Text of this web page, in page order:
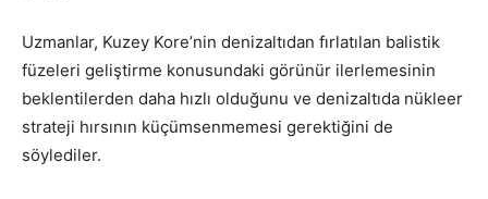
Uzmanlar, Kuzey Kore’nin denizaltıdan fırlatılan balistik
füzeleri geliştirme konusundaki görünür ilerlemesinin
beklentilerden daha hızlı olduğunu ve denizaltıda nükleer
strateji hırsının küçümsenmemesi gerektiğini de
söylediler.